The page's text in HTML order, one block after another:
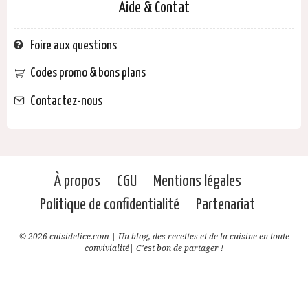
Aide & Contat
Foire aux questions
Codes promo & bons plans
Contactez-nous
À propos CGU
Mentions légales
Politique de confidentialité
Partenariat
© 2026 cuisidelice.com | Un blog, des recettes et de la cuisine en toute
convivialité| C'est bon de partager !